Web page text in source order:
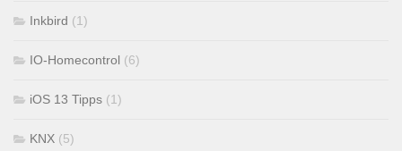
Inkbird (1)
IO-Homecontrol (6)
iOS 13 Tipps (1)
KNX (5)